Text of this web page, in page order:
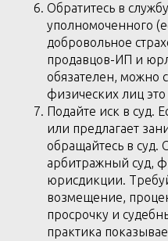
Обратитесь в
уполномоченного
добровольное
продавцов-ИП и
обязателен, можно
физических лиц
Подайте иск в суд.
или предлагает
обращайтесь в
арбитражный суд,
юрисдикции.
возмещение,
просрочку и
практика